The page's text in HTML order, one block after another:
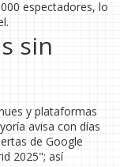
espectadores, lo
sin
y plataformas
avisa con días
de Google
2025"; así